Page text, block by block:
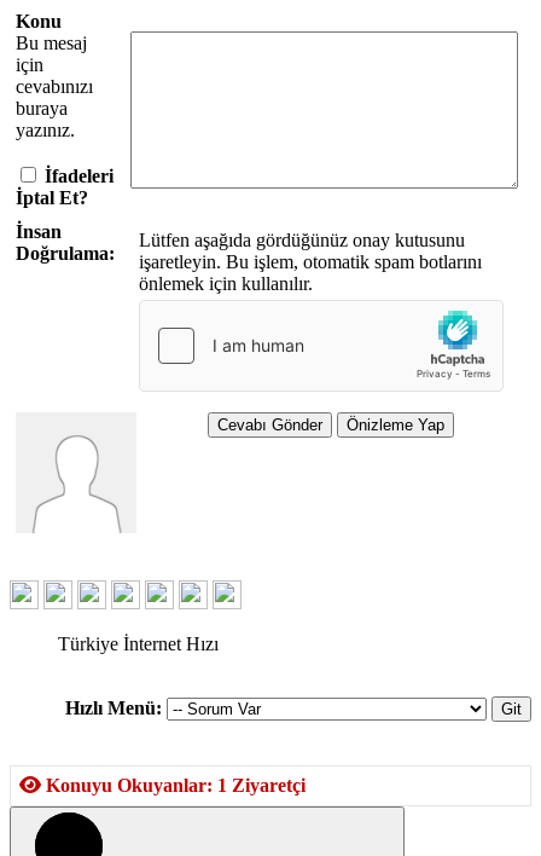
Konu
Bu mesaj
için
cevabınızı
buraya
yazınız.
İfadeleri
İptal Et?
İnsan
Doğrulama:
Lütfen aşağıda gördüğünüz onay kutusunu
işaretleyin. Bu işlem, otomatik spam botlarını
önlemek için kullanılır.
Türkiye İnternet Hızı
Hızlı Menü:
Konuyu Okuyanlar: 1 Ziyaretçi